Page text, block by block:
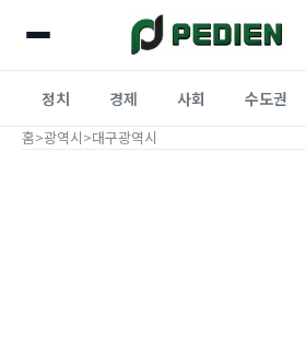
정치 경제 사회 수도권
홈>광역시>대구광역시